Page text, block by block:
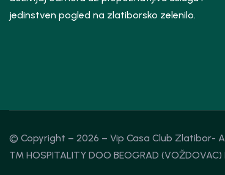
jedinstven pogled na zlatiborsko zelenilo.
© Copyright – 2026 – Vip Casa Club Zlatibor-
TM HOSPITALITY DOO BEOGRAD (VOŽDOVAC)